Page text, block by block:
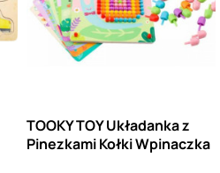
TOOKY TOY Układanka z
Pinezkami Kołki Wpinaczka